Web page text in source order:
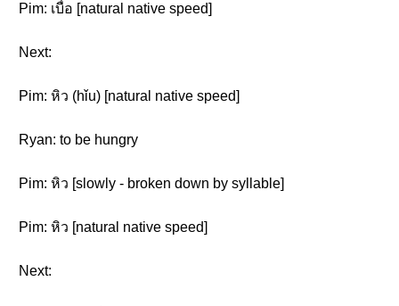
Pim: เบื่อ [natural native speed]
Next:
Pim: หิว (hǐu) [natural native speed]
Ryan: to be hungry
Pim: หิว [slowly - broken down by syllable]
Pim: หิว [natural native speed]
Next: